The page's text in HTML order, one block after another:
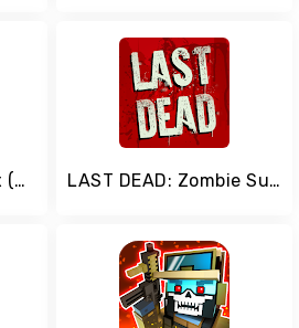
Вызвать выживших (Grow Survivor) LAST DEAD: Zombie Survival